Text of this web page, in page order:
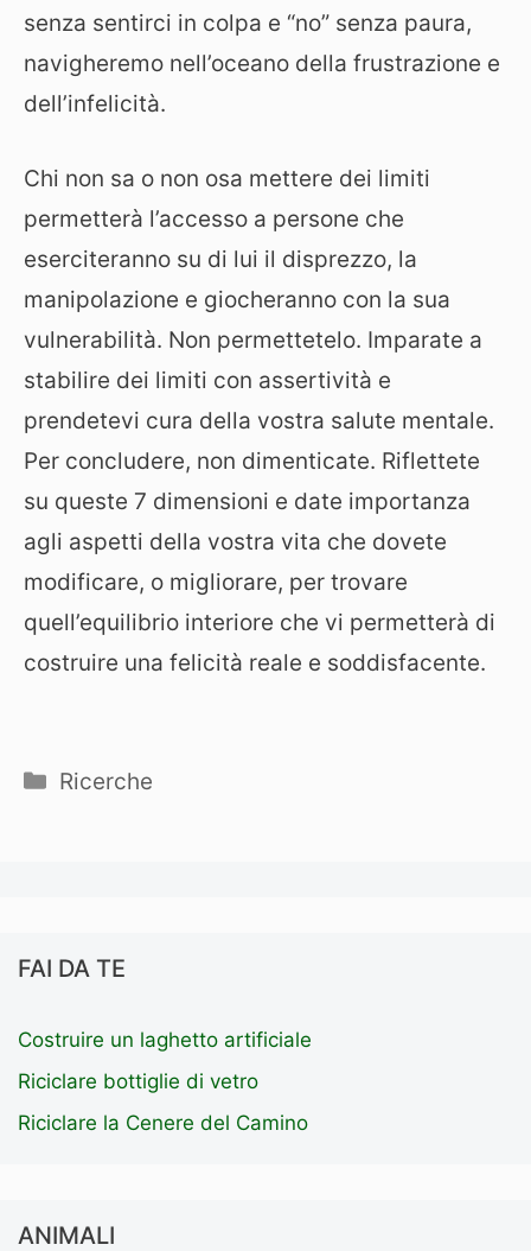
senza sentirci in colpa e “no” senza paura,
navigheremo nell’oceano della frustrazione e
dell’infelicità.
Chi non sa o non osa mettere dei limiti
permetterà l’accesso a persone che
eserciteranno su di lui il disprezzo, la
manipolazione e giocheranno con la sua
vulnerabilità. Non permettetelo. Imparate a
stabilire dei limiti con assertività e
prendetevi cura della vostra salute mentale.
Per concludere, non dimenticate. Riflettete
su queste 7 dimensioni e date importanza
agli aspetti della vostra vita che dovete
modificare, o migliorare, per trovare
quell’equilibrio interiore che vi permetterà di
costruire una felicità reale e soddisfacente.
Categorie
Ricerche
FAI DA TE
Costruire un laghetto artificiale
Riciclare bottiglie di vetro
Riciclare la Cenere del Camino
ANIMALI